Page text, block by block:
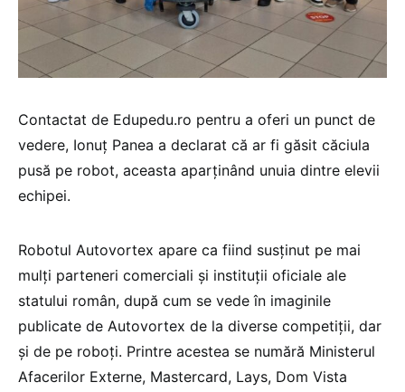
Contactat de Edupedu.ro pentru a oferi un punct de
vedere, Ionuț Panea a declarat că ar fi găsit căciula
pusă pe robot, aceasta aparținând unuia dintre elevii
echipei.
Robotul Autovortex apare ca fiind susținut pe mai
mulți parteneri comerciali și instituții oficiale ale
statului român, după cum se vede în imaginile
publicate de Autovortex de la diverse competiții, dar
și de pe roboți. Printre acestea se numără Ministerul
Afacerilor Externe, Mastercard, Lays, Dom Vista